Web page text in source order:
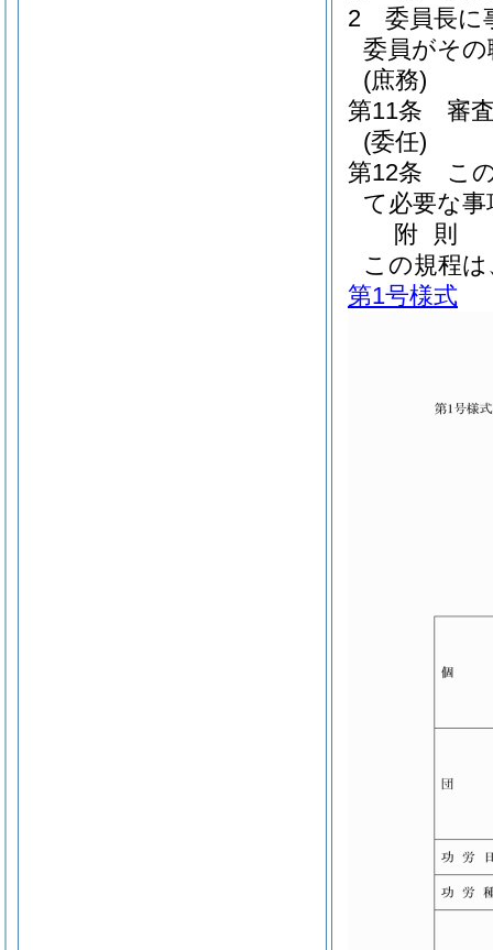
2
委員長に
委員がそ
(庶務)
第11条
審
(委任)
第12条
こ
て必要な
附 則
この規程
第1号様式